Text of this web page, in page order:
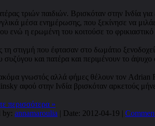
τριών παιδιών. Βρισκόταν στην Ινδία
μέσα ενημέρωσης, που ξεκίνησε να
ενώ η ερωμένη του κοιτούσε το
στιγμή που έφτασαν στο δωμάτιο
συζύγου και πατέρα και περιμένουν το
ακόμα γνωστός αλλά φήμες θέλουν τον
αφού στην Ινδία βρισκόταν αρκετούς
περισσότερα »
by: annamaroulia | Date: 2012-04-19 |